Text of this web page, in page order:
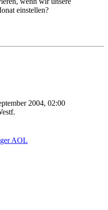
einstellen?
2004, 02:00
AOL